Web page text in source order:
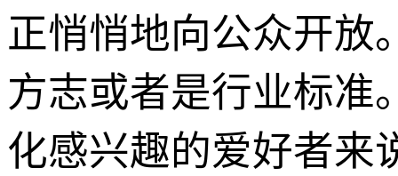
正悄悄地向公众开放
方志或者是行业标准
化感兴趣的爱好者来